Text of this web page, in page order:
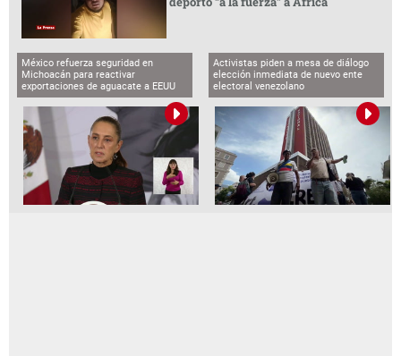
México refuerza seguridad en
Michoacán para reactivar
exportaciones de aguacate a EEUU
Activistas piden a mesa de diálogo
elección inmediata de nuevo ente
electoral venezolano